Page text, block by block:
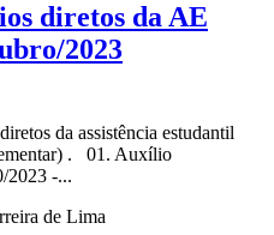
diretos da AE
2023
da assistência estudantil
. 01. Auxílio
2023 -...
de Lima